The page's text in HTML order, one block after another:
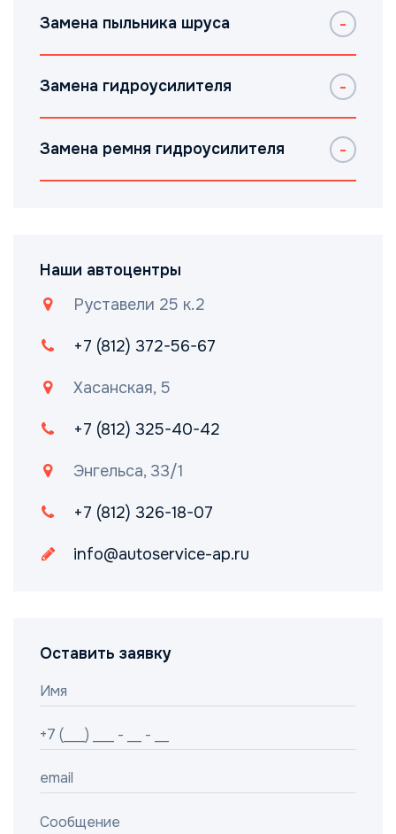
Замена пыльника шруса
Замена гидроусилителя
Замена ремня гидроусилителя
Наши автоцентры
Руставели 25 к.2
+7 (812) 372-56-67
Хасанская, 5
+7 (812) 325-40-42
Энгельса, 33/1
+7 (812) 326-18-07
info@autoservice-ap.ru
Оставить заявку